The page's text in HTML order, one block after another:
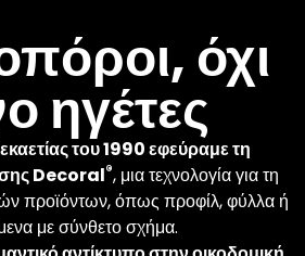
από 600
Decoral
Εφαρμόζετε τα
που θέλετε.
περισσότερα
όχι
ηγέτες
του 1990 εφεύραμε τη
Decoral®, μια τεχνολογία για τη
προϊόντων, όπως προφίλ, φύλλα ή
με σύνθετο σχήμα.